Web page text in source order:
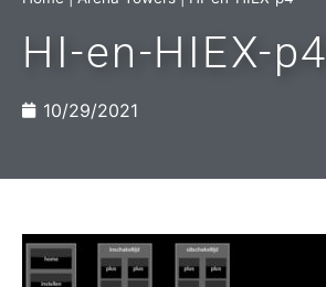
HI-en-HIEX-p4
10/29/2021